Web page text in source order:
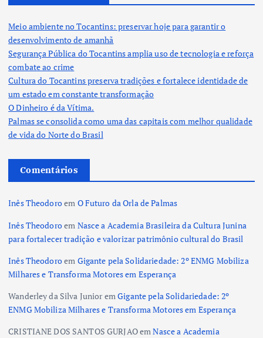
Meio ambiente no Tocantins: preservar hoje para garantir o
desenvolvimento de amanhã
Segurança Pública do Tocantins amplia uso de tecnologia e reforça
combate ao crime
Cultura do Tocantins preserva tradições e fortalece identidade de
um estado em constante transformação
O Dinheiro é da Vítima.
Palmas se consolida como uma das capitais com melhor qualidade
de vida do Norte do Brasil
Comentários
Inês Theodoroem O Futuro da Orla de Palmas
Inês Theodoroem Nasce a Academia Brasileira da Cultura Junina
para fortalecer tradição e valorizar patrimônio cultural do Brasil
Inês Theodoroem Gigante pela Solidariedade: 2º ENMG Mobiliza
Milhares e Transforma Motores em Esperança
Wanderley da Silva JunioremGigante pela Solidariedade: 2º
ENMG Mobiliza Milhares e Transforma Motores em Esperança
CRISTIANE DOS SANTOS GURJAOemNasce a Academia